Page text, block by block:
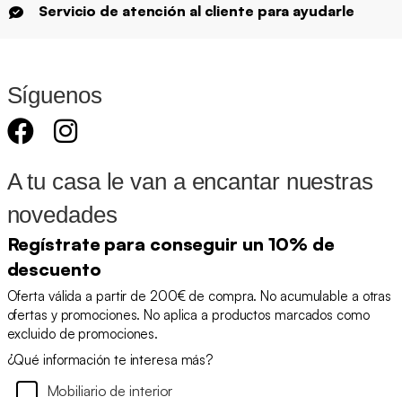
Servicio de atención al cliente para ayudarle
Síguenos
A tu casa le van a encantar nuestras
novedades
Regístrate para conseguir un 10% de
descuento
Oferta válida a partir de 200€ de compra. No acumulable a otras
ofertas y promociones. No aplica a productos marcados como
excluido de promociones.
¿Qué información te interesa más?
Mobiliario de interior